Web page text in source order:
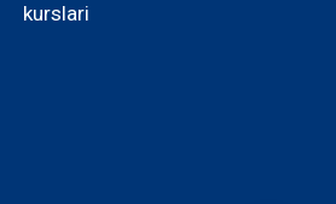
kurslari